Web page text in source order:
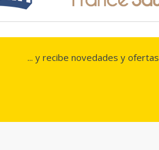
... y recibe novedades y ofertas